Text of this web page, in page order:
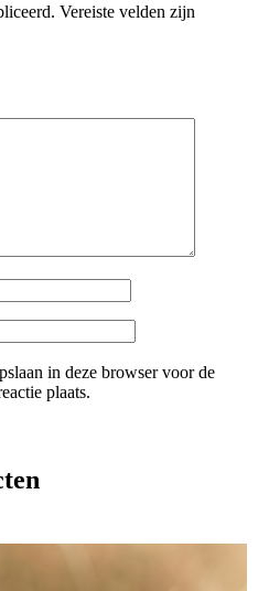
Vereiste velden zijn
in deze browser voor de
plaats.